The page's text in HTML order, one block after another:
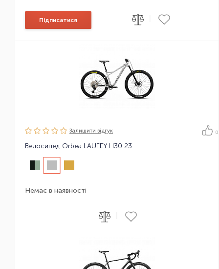
Підписатися
Залишити вiдгук 0
Велосипед Orbea LAUFEY H30 23
Немає в наявності